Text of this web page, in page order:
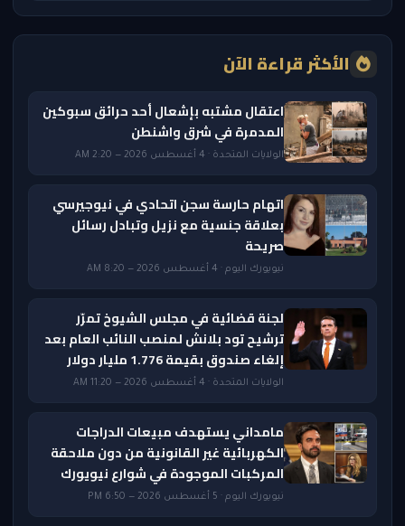
الأكثر قراءة الآن
اعتقال مشتبه بإشعال أحد حرائق سبوكين
المدمرة في شرق واشنطن
الولايات المتحدة · 4 أغسطس 2026 — 2:20 AM
اتهام حارسة سجن اتحادي في نيوجيرسي
بعلاقة جنسية مع نزيل وتبادل رسائل
صريحة
نيويورك اليوم · 4 أغسطس 2026 — 8:20 AM
لجنة قضائية في مجلس الشيوخ تمرّر
ترشيح تود بلانش لمنصب النائب العام بعد
إلغاء صندوق بقيمة 1.776 مليار دولار
الولايات المتحدة · 4 أغسطس 2026 — 11:20 AM
مامداني يستهدف مبيعات الدراجات
الكهربائية غير القانونية من دون ملاحقة
المركبات الموجودة في شوارع نيويورك
نيويورك اليوم · 5 أغسطس 2026 — 6:50 PM